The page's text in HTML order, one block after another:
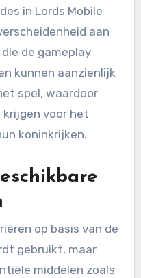
in Lords Mobile
aan
de gameplay
kunnen aanzienlijk
spel, waardoor
voor het
koninkrijken.
op basis van de
gebruikt, maar
middelen zoals